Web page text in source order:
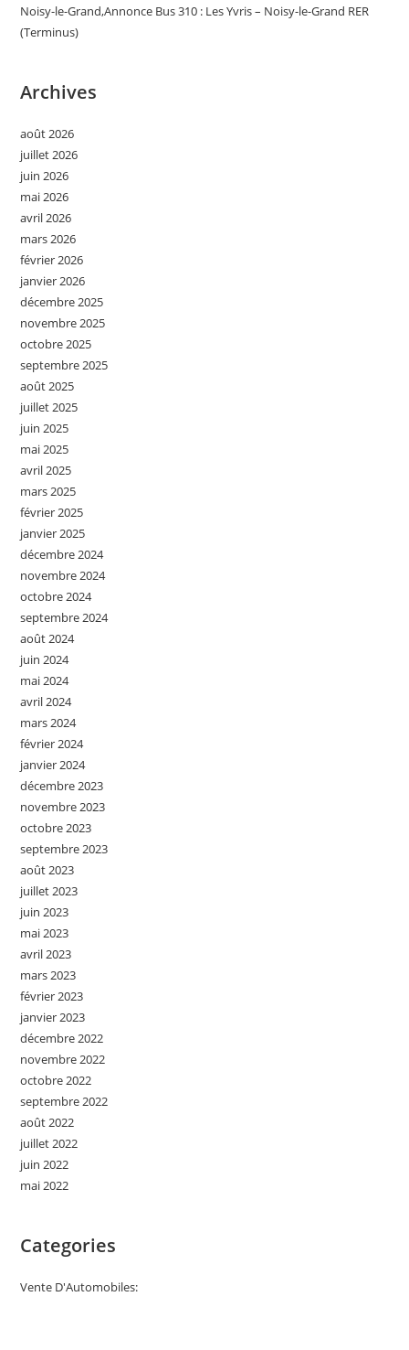
Noisy-le-Grand,Annonce Bus 310 : Les Yvris – Noisy-le-Grand RER
(Terminus)
Archives
août 2026
juillet 2026
juin 2026
mai 2026
avril 2026
mars 2026
février 2026
janvier 2026
décembre 2025
novembre 2025
octobre 2025
septembre 2025
août 2025
juillet 2025
juin 2025
mai 2025
avril 2025
mars 2025
février 2025
janvier 2025
décembre 2024
novembre 2024
octobre 2024
septembre 2024
août 2024
juin 2024
mai 2024
avril 2024
mars 2024
février 2024
janvier 2024
décembre 2023
novembre 2023
octobre 2023
septembre 2023
août 2023
juillet 2023
juin 2023
mai 2023
avril 2023
mars 2023
février 2023
janvier 2023
décembre 2022
novembre 2022
octobre 2022
septembre 2022
août 2022
juillet 2022
juin 2022
mai 2022
Categories
Vente D'Automobiles: